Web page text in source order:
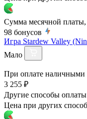
Сумма месячной платы,
98 бонусов
Игра Stardew Valley
Мало
При оплате наличными
3 255 ₽
Другие способы оплаты
Цена при других